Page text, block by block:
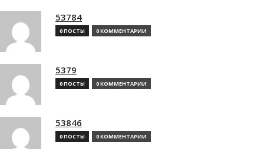
53784
0 ПОСТЫ 0 КОММЕНТАРИИ
5379
0 ПОСТЫ 0 КОММЕНТАРИИ
53846
0 ПОСТЫ 0 КОММЕНТАРИИ